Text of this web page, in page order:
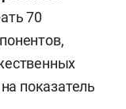
70
показатель